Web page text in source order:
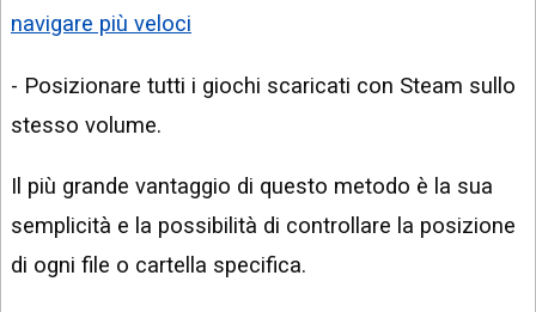
navigare più veloci
- Posizionare tutti i giochi scaricati con Steam sullo
stesso volume.
Il più grande vantaggio di questo metodo è la sua
semplicità e la possibilità di controllare la posizione
di ogni file o cartella specifica.